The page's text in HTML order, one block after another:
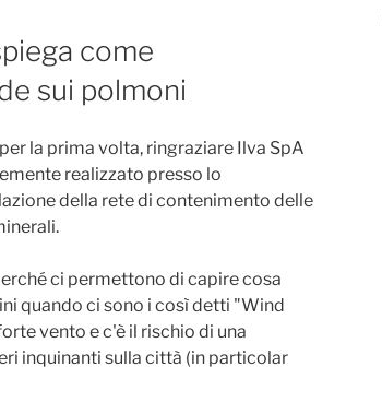
come
sui polmoni
la prima volta, ringraziare Ilva SpA
realizzato presso lo
della rete di contenimento delle
ci permettono di capire cosa
quando ci sono i così detti "Wind
vento e c'è il rischio di una
inquinanti sulla città (in particolar